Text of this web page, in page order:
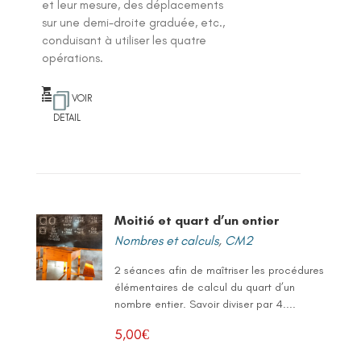
et leur mesure, des déplacements
sur une demi-droite graduée, etc.,
conduisant à utiliser les quatre
opérations.
VOIR
DETAIL
Moitié et quart d’un entier
Nombres et calculs, CM2
2 séances afin de maîtriser les procédures
élémentaires de calcul du quart d’un
nombre entier. Savoir diviser par 4....
5,00€